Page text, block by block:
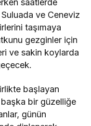
saatlerde
ve Ceneviz
taşımaya
gezginler için
ve sakin koylarda
başlayan
başka bir güzelliğe
günün